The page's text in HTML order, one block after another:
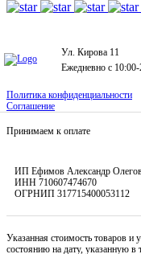
Ул. Кирова 11
Ежедневно с
Политика конфиденциальности
Соглашение
Принимаем к оплате
ИП Ефимов Александр
ИНН 710607474670
ОГРНИП 317715400053112
Указанная стоимость товаров и
состоянию на дату, указанную в